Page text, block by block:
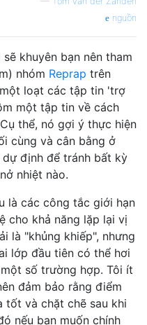
nguồn
khuyên bạn nên tham
nhóm Reprap trên
loạt các tập tin 'trợ
một tập tin về cách
thể, nó gợi ý thực hiện
cùng và cân bằng ở
dự định để tránh bất kỳ
nhiệt nào.
là các công tắc giới hạn
cho khả năng lặp lại vị
là "khủng khiếp", nhưng
lớp đầu tiên có thể hơi
số trường hợp. Tôi ít
đảm bảo rằng điểm
tốt và chặt chẽ sau khi
nếu bạn muốn chính